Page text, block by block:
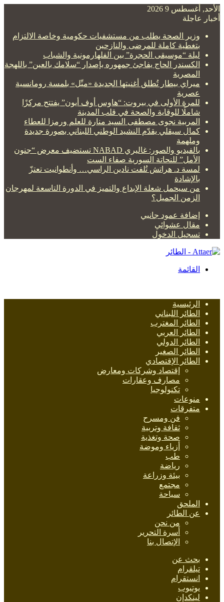
الأحد, أغسطس 9 2026
أخبار عاجلة
وزير الصحة يطلب من مستشفيات حكومية وخاصة الالتزام
بتغطية كاملة للمرضى والنازحين
ليلة “موسيقى الحجرة” بين الفلهارمونية والشباب
الكسندر الحاج يفاجئ جمهوره بإصدار “سلامك بالعين” باللهجة
المصرية
ميراي بيطار تُطلق أغنيتها الجديدة «ميِّل» بلمسة رومانسية
عصرية
للمرة الأولى في بيروت: “هاوس أوف أيون” يفتتح مركزًا
شاملًا للوقاية والصحة في قلب المدينة
المربية نجوى مصطفى السيد منارة للعلم ورمزا للعطاء
كمال سيقلي يقدّم النشيد الوطني اللبناني بصورة جديدة
وملهمة
بالفيديو والصور: غاليري NABAD تستضيف معرض “جنون
الأمل” للنحاتة السورية صفاء الست
لمسة د. هراتش تُلفت نادين الراسي… وأنطوانيت تعتزّ
بالإشادة
من سيحمل شعلة الإبداع والتميز في الدورة التاسعة لمهرجان
الزمن الجميل؟
إضافة عمود جانبي
مقال عشوائي
تسجيل الدخول
القائمة
الرئيسية
الطائر اللبناني
الطائر المغترب
الطائر العربي
الطائر الدولي
الطائر الصغير
الطائر الإقتصادي
إقتصاد وشركات ومعارض
مصارف وعقارات
تكنولوجيا
منوعات
متفرقات
فن ومسرح
ثقافة وتربية
صحة وتغذية
أزياء وموضة
طب
رياضة
بيئة وزراعة
مجتمع
سياحة
الملحق
عن الطائر
من نحن
أسرة التحرير
الإتصال بنا
بحث عن
تيلقرام
انستقرام
يوتيوب
لينكدإن